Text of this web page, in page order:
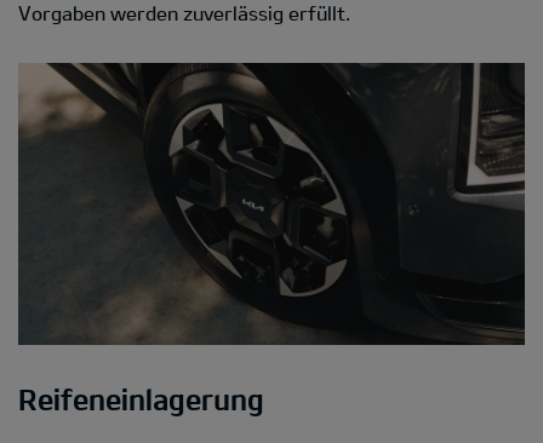
Vorgaben werden zuverlässig erfüllt.
Reifeneinlagerung